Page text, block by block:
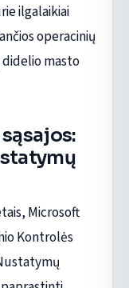
ilgalaikiai
operacinių
masto
Microsoft
Kontrolės